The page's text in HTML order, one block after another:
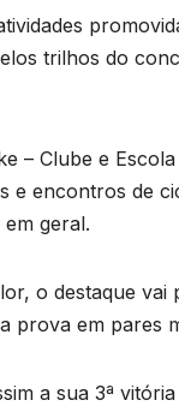
trilhos do
– Clube e
e encontros de
geral.
o destaque
prova em pares
a sua 3ª